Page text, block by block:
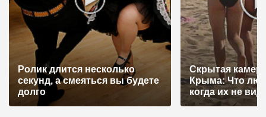
а
п
и
м
Ролик длится несколько
секунд, а смеяться вы будете
долго
Скрытая
Крыма: Что
когда их не